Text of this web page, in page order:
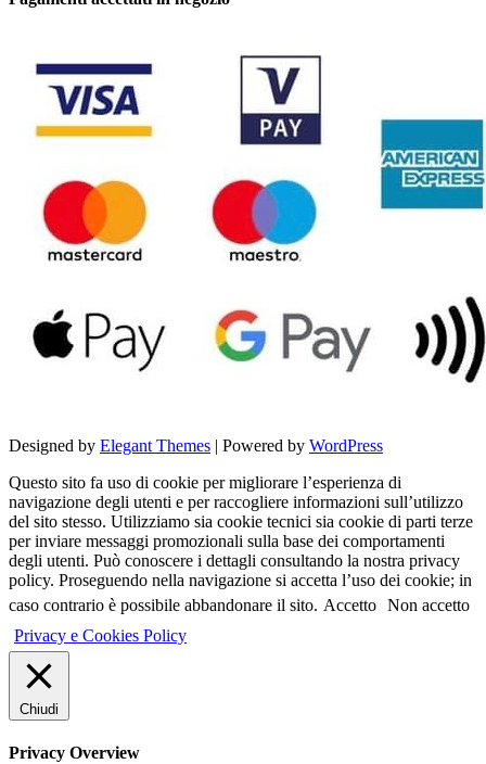
Designed by Elegant Themes | Powered by WordPress
Questo sito fa uso di cookie per migliorare l’esperienza di
navigazione degli utenti e per raccogliere informazioni sull’utilizzo
del sito stesso. Utilizziamo sia cookie tecnici sia cookie di parti terze
per inviare messaggi promozionali sulla base dei comportamenti
degli utenti. Può conoscere i dettagli consultando la nostra privacy
policy. Proseguendo nella navigazione si accetta l’uso dei cookie; in
caso contrario è possibile abbandonare il sito. Accetto Non accetto
Privacy e Cookies Policy
Chiudi
Privacy Overview